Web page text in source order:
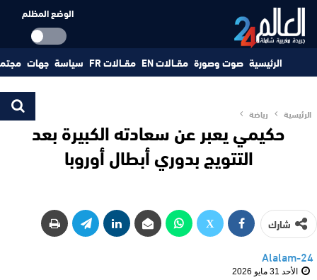
الوضع المظلم
الرئيسية صوت وصورة مقــالات EN مقــالات FR سياسة جهات
الرئيسية رياضة
حكيمي يعبر عن سعادته الكبيرة بعد
التتويج بدوري أبطال أوروبا
شارك
Alalam-24
الأحد 31 مايو 2026